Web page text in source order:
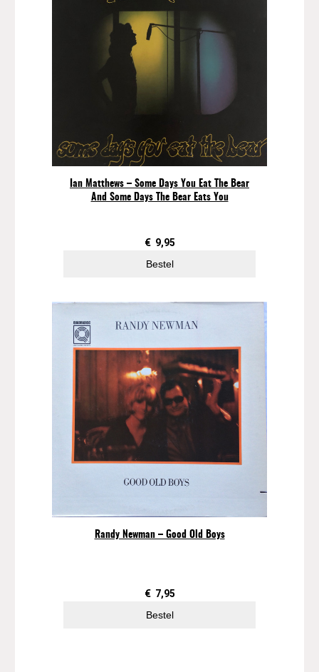
Ian Matthews – Some Days You Eat The Bear
And Some Days The Bear Eats You
€ 9,95
Bestel
Randy Newman – Good Old Boys
€ 7,95
Bestel